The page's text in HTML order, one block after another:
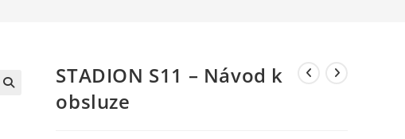
STADION S11 – Návod k
obsluze